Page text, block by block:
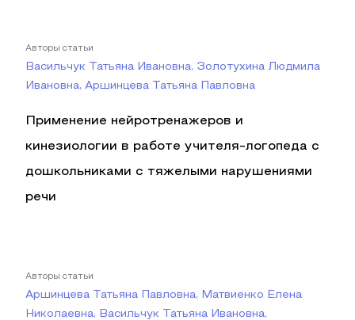
Авторы статьи
Васильчук Татьяна Ивановна, Золотухина Людмила
Ивановна, Аршинцева Татьяна Павловна
Применение нейротренажеров и
кинезиологии в работе учителя-логопеда с
дошкольниками с тяжелыми нарушениями
речи
Авторы статьи
Аршинцева Татьяна Павловна, Матвиенко Елена
Николаевна, Васильчук Татьяна Ивановна,